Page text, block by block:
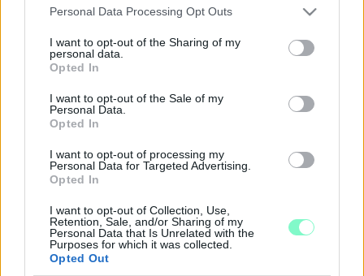
Please note that this website/app uses one or more Google
not limited to your visit or usage behaviour. You may click to
grant or deny consent to Google and its third-party tags to
use your data for below specified purposes in below Google
consent section.
Personal Data Processing Opt Outs
I want to opt-out of the Sharing of my
personal data.
Opted In
I want to opt-out of the Sale of my
Personal Data.
Opted In
I want to opt-out of processing my
Personal Data for Targeted Advertising.
Opted In
I want to opt-out of Collection, Use,
Retention, Sale, and/or Sharing of my
Personal Data that Is Unrelated with the
Purposes for which it was collected.
Opted Out
TAPOSÓAKNÁT IS A CSERNOBILI ZÓNÁBAN
HAGYTAK
Cserébe viszont rengeteg felszerelést kiloptak az
atomreaktorból.
SUGÁRFERTŐZÖTT ERDŐBEN IS
LÖVÉSZÁRKOKAT ÁSTAK
A katonák jelentős sugárszennyezést kaphattak a felelőtlen
felettesi parancsok miatt.
BRIT TUDÓSOK A CSERNOBILI VODKA
NYERESÉGÉBŐL UKRAJNAI MENEKÜLTEKET